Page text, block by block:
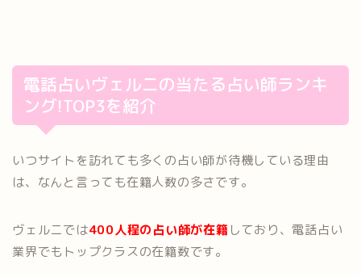
電話占いヴェルニの当たる占い師ランキ
ング!TOP3を紹介
いつサイトを訪れても多くの占い師が待機している理由
は、なんと言っても在籍人数の多さです。
ヴェルニでは400人程の占い師が在籍 しており、電話占い
業界でもトップクラスの在籍数です。